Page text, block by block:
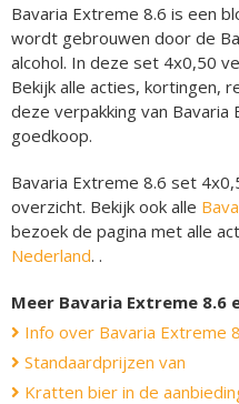
Bavaria Extreme 8.6 is een
wordt gebrouwen door de
alcohol. In deze set 4x0,50
Bekijk alle acties, kortingen,
deze verpakking van
goedkoop.
Bavaria Extreme 8.6 set
overzicht. Bekijk ook alle
bezoek de pagina met alle
Nederland. .
Meer Bavaria Extreme 8.6
Info over Bavaria Extreme
Standaardprijzen van
Kratten bier in de